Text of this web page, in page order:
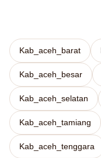
Kab_aceh_barat
Kab_aceh_besar
Kab_aceh_selatan
Kab_aceh_tamiang
Kab_aceh_tenggara